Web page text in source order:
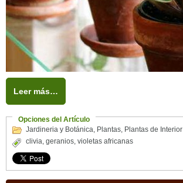
Leer más…
Opciones del Artículo
Jardineria y Botánica, Plantas, Plantas de Interior
clivia, geranios, violetas africanas